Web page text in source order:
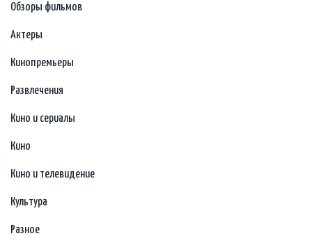
Обзоры фильмов
Актеры
Кинопремьеры
Развлечения
Кино и сериалы
Кино
Кино и телевидение
Культура
Разное